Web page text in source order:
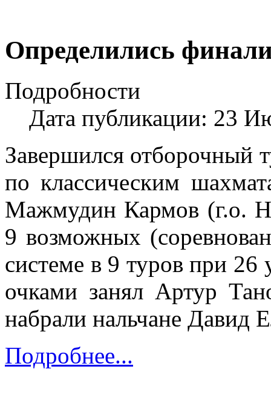
Определились
Подробности
Дата публикации: 23
Завершился отборочный
по классическим
Мажмудин Кармов (г.о.
9 возможных
системе в 9 туров при 26
очками занял Артур
набрали нальчане Давид
Подробнее...